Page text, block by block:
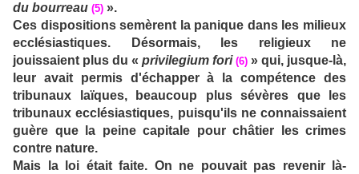
du bourreau (5) ».
Ces dispositions semèrent la panique dans les milieux
ecclésiastiques. Désormais, les religieux ne
jouissaient plus du « privilegium fori (6) » qui, jusque-là,
leur avait permis d'échapper à la compétence des
tribunaux laïques, beaucoup plus sévères que les
tribunaux ecclésiastiques, puisqu'ils ne connaissaient
guère que la peine capitale pour châtier les crimes
contre nature.
Mais la loi était faite. On ne pouvait pas revenir là-